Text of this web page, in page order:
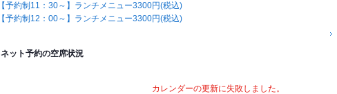
【予約制11：30～】ランチメニュー3300円(税込)
【予約制12：00～】ランチメニュー3300円(税込)
ネット予約の空席状況
カレンダーの更新に失敗しました。